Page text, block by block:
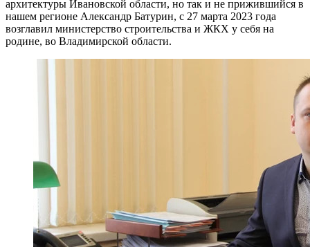
архитектуры Ивановской области, но так и не прижившийся в
нашем регионе Александр Батурин, с 27 марта 2023 года
возглавил министерство строительства и ЖКХ у себя на
родине, во Владимирской области.